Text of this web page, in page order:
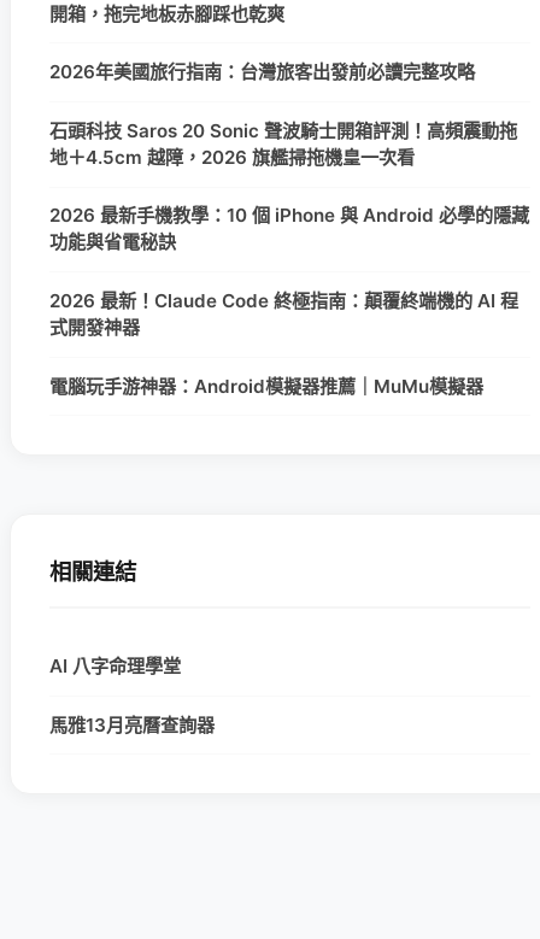
開箱，拖完地板赤腳踩也乾爽
2026年美國旅行指南：台灣旅客出發前必讀完整攻略
石頭科技 Saros 20 Sonic 聲波騎士開箱評測！高頻震動拖
地＋4.5cm 越障，2026 旗艦掃拖機皇一次看
2026 最新手機教學：10 個 iPhone 與 Android 必學的隱藏
功能與省電秘訣
2026 最新！Claude Code 終極指南：顛覆終端機的 AI 程
式開發神器
電腦玩手游神器：Android模擬器推薦｜MuMu模擬器
相關連結
AI 八字命理學堂
馬雅13月亮曆查詢器